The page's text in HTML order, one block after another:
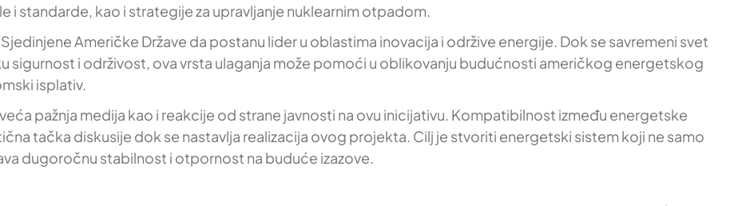
standarde, kao i strategije za upravljanje nuklearnim otpadom.
Američke Države da postanu lider u oblastima inovacija i održive energije. Dok se savremeni svet
sigurnost i održivost, ova vrsta ulaganja može pomoći u oblikovanju budućnosti američkog energetskog
isplativ.
pažnja medija kao i reakcije od strane javnosti na ovu inicijativu. Kompatibilnost između energetske
tačka diskusije dok se nastavlja realizacija ovog projekta. Cilj je stvoriti energetski sistem koji ne samo
dugoročnu stabilnost i otpornost na buduće izazove.